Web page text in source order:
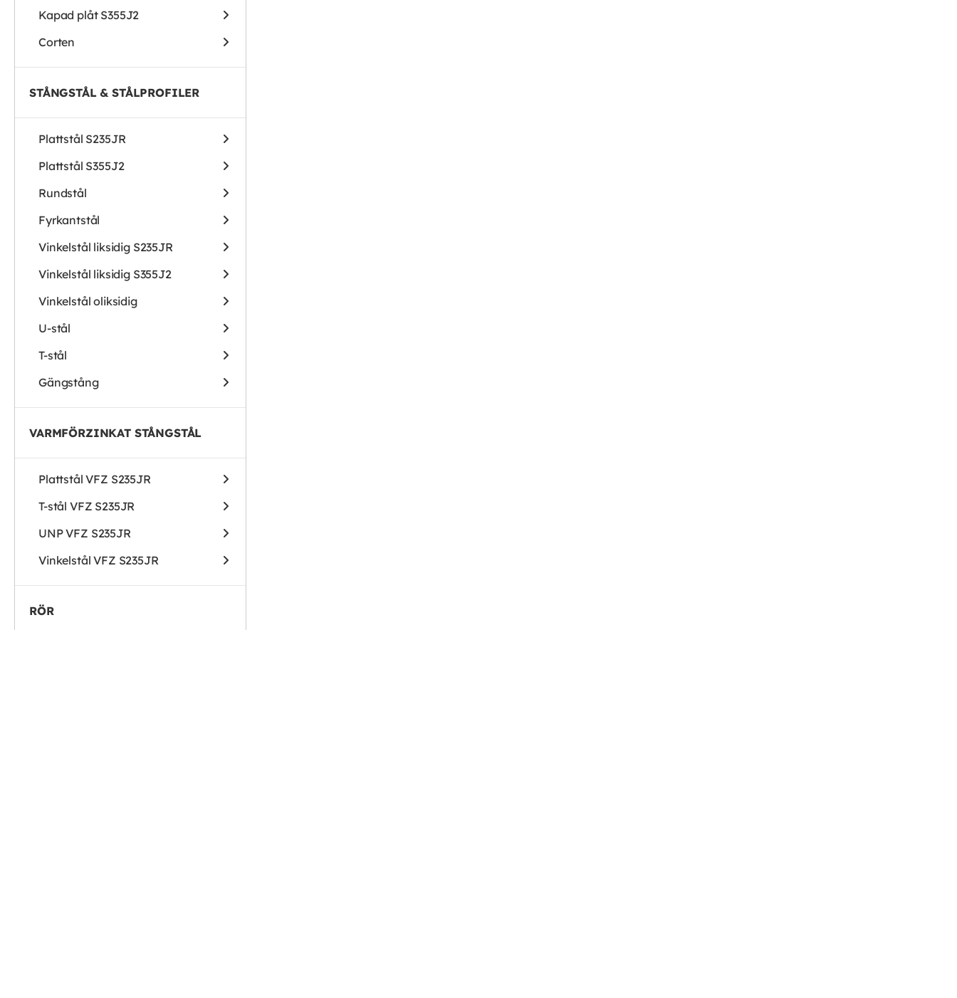
Kapad plåt S355J2
Corten
STÅNGSTÅL & STÅLPROFILER
Plattstål S235JR
Plattstål S355J2
Rundstål
Fyrkantstål
Vinkelstål liksidig S235JR
Vinkelstål liksidig S355J2
Vinkelstål oliksidig
U-stål
T-stål
Gängstång
VARMFÖRZINKAT STÅNGSTÅL
Plattstål VFZ S235JR
T-stål VFZ S235JR
UNP VFZ S235JR
Vinkelstål VFZ S235JR
RÖR